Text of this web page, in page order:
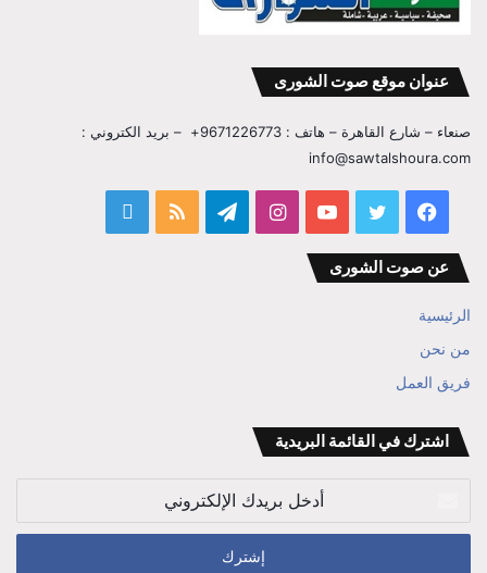
عنوان موقع صوت الشورى
صنعاء – شارع القاهرة – هاتف : 9671226773+ – بريد الكتروني :
info@sawtalshoura.com
فيسبوك تويتر يوتيوب انستقرامتيلقرام ملخص
عن صوت الشورى
الرئيسية
من نحن
فريق العمل
اشترك في القائمة البريدية
الإلكتروني